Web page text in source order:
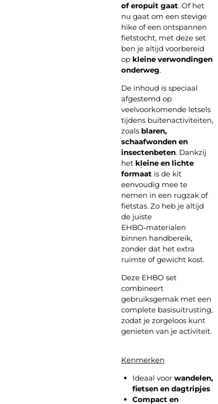
of eropuit gaat. Of het
nu gaat om een stevige
hike of een ontspannen
fietstocht, met deze set
ben je altijd voorbereid
op kleine verwondingen
onderweg.
De inhoud is speciaal
afgestemd op
veelvoorkomende letsels
tijdens buitenactiviteiten,
zoals blaren,
schaafwonden en
insectenbeten. Dankzij
het kleine en lichte
formaat is de kit
eenvoudig mee te
nemen in een rugzak of
fietstas. Zo heb je altijd
de juiste
EHBO‑materialen
binnen handbereik,
zonder dat het extra
ruimte of gewicht kost.
Deze EHBO set
combineert
gebruiksgemak met een
complete basisuitrusting,
zodat je zorgeloos kunt
genieten van je activiteit.
Kenmerken
Ideaal voor wandelen,
fietsen en dagtripjes
Compact en